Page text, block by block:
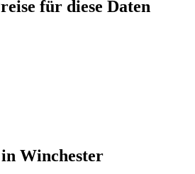
für diese Daten
Winchester